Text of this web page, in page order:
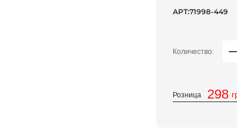
АРТ:71998-449
Количество:
Розница 298